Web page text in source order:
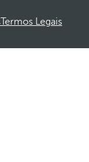
Termos Legais